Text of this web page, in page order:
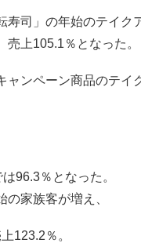
寿司」の年始のテイ
上105.1％となった。
ャンペーン商品のテ
96.3％となった。
家族客が増え、
123.2％。